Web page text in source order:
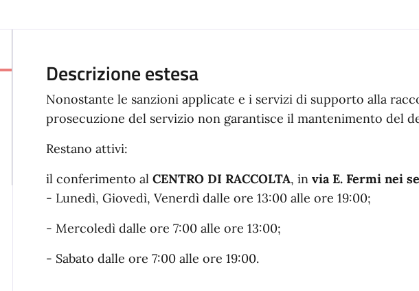
Descrizione estesa
Nonostante le sanzioni applicate e i servizi di supporto alla
prosecuzione del servizio non garantisce il mantenimento del
Restano attivi:
il conferimento al CENTRO DI RACCOLTA, in via E. Fermi nei
- Lunedì, Giovedì, Venerdì dalle ore 13:00 alle ore 19:00;
- Mercoledì dalle ore 7:00 alle ore 13:00;
- Sabato dalle ore 7:00 alle ore 19:00.